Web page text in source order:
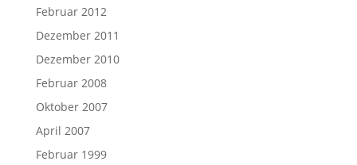
Februar 2012
Dezember 2011
Dezember 2010
Februar 2008
Oktober 2007
April 2007
Februar 1999